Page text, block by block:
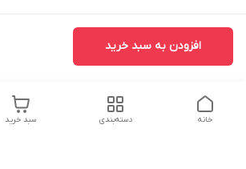
افزودن به سبد خرید
سبد خرید دسته‌بندی خانه